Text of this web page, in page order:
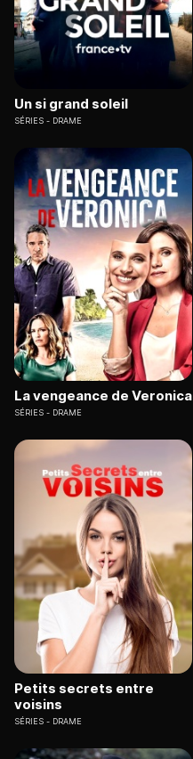
Un si grand soleil
SÉRIES DRAME
La vengeance de Veronica
SÉRIES DRAME
Petits secrets entre
voisins
SÉRIES DRAME